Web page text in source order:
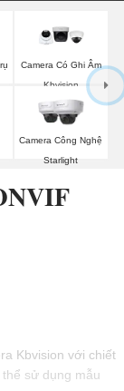
Camera Có Ghi Âm
Kbvision
Camera Công Nghệ
Starlight
Kbvision với chiết
sử dụng mẫu